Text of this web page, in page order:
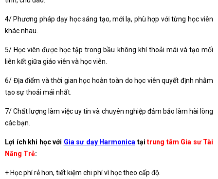
4/ Phương pháp dạy học sáng tạo, mới lạ, phù hợp với từng học viên
khác nhau.
5/ Học viên được học tập trong bầu không khí thoải mái và tạo mối
liên kết giữa giáo viên và học viên.
6/ Địa điểm và thời gian học hoàn toàn do học viên quyết định nhằm
tạo sự thoải mái nhất.
7/ Chất lượng làm việc uy tín và chuyên nghiệp đảm bảo làm hài lòng
các bạn.
Lợi ích khi học với Gia sư dạy Harmonica tại trung tâm Gia sư Tài
Năng Trẻ:
+ Học phí rẻ hơn, tiết kiệm chi phí vì học theo cấp độ.